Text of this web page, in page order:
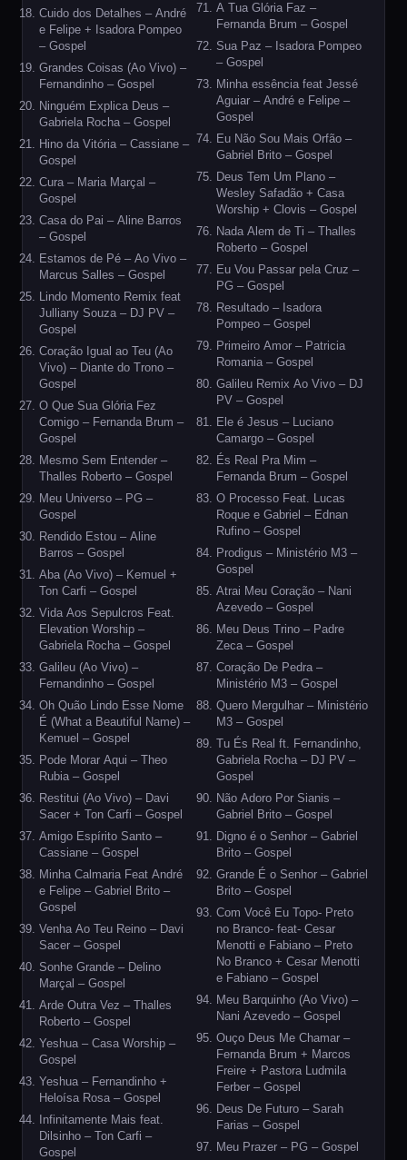
Cuido dos Detalhes – André
e Felipe + Isadora Pompeo
– Gospel
Grandes Coisas (Ao Vivo) –
Fernandinho – Gospel
Ninguém Explica Deus –
Gabriela Rocha – Gospel
Hino da Vitória – Cassiane –
Gospel
Cura – Maria Marçal –
Gospel
Casa do Pai – Aline Barros
– Gospel
Estamos de Pé – Ao Vivo –
Marcus Salles – Gospel
Lindo Momento Remix feat
Julliany Souza – DJ PV –
Gospel
Coração Igual ao Teu (Ao
Vivo) – Diante do Trono –
Gospel
O Que Sua Glória Fez
Comigo – Fernanda Brum –
Gospel
Mesmo Sem Entender –
Thalles Roberto – Gospel
Meu Universo – PG –
Gospel
Rendido Estou – Aline
Barros – Gospel
Aba (Ao Vivo) – Kemuel +
Ton Carfi – Gospel
Vida Aos Sepulcros Feat.
Elevation Worship –
Gabriela Rocha – Gospel
Galileu (Ao Vivo) –
Fernandinho – Gospel
Oh Quão Lindo Esse Nome
É (What a Beautiful Name) –
Kemuel – Gospel
Pode Morar Aqui – Theo
Rubia – Gospel
Restitui (Ao Vivo) – Davi
Sacer + Ton Carfi – Gospel
Amigo Espírito Santo –
Cassiane – Gospel
Minha Calmaria Feat André
e Felipe – Gabriel Brito –
Gospel
Venha Ao Teu Reino – Davi
Sacer – Gospel
Sonhe Grande – Delino
Marçal – Gospel
Arde Outra Vez – Thalles
Roberto – Gospel
Yeshua – Casa Worship –
Gospel
Yeshua – Fernandinho +
Heloísa Rosa – Gospel
Infinitamente Mais feat.
Dilsinho – Ton Carfi –
Gospel
A Tua Glória Faz –
Fernanda Brum – Gospel
Sua Paz – Isadora Pompeo
– Gospel
Minha essência feat Jessé
Aguiar – André e Felipe –
Gospel
Eu Não Sou Mais Orfão –
Gabriel Brito – Gospel
Deus Tem Um Plano –
Wesley Safadão + Casa
Worship + Clovis – Gospel
Nada Alem de Ti – Thalles
Roberto – Gospel
Eu Vou Passar pela Cruz –
PG – Gospel
Resultado – Isadora
Pompeo – Gospel
Primeiro Amor – Patricia
Romania – Gospel
Galileu Remix Ao Vivo – DJ
PV – Gospel
Ele é Jesus – Luciano
Camargo – Gospel
És Real Pra Mim –
Fernanda Brum – Gospel
O Processo Feat. Lucas
Roque e Gabriel – Ednan
Rufino – Gospel
Prodigus – Ministério M3 –
Gospel
Atrai Meu Coração – Nani
Azevedo – Gospel
Meu Deus Trino – Padre
Zeca – Gospel
Coração De Pedra –
Ministério M3 – Gospel
Quero Mergulhar – Ministério
M3 – Gospel
Tu És Real ft. Fernandinho,
Gabriela Rocha – DJ PV –
Gospel
Não Adoro Por Sianis –
Gabriel Brito – Gospel
Digno é o Senhor – Gabriel
Brito – Gospel
Grande É o Senhor – Gabriel
Brito – Gospel
Com Você Eu Topo- Preto
no Branco- feat- Cesar
Menotti e Fabiano – Preto
No Branco + Cesar Menotti
e Fabiano – Gospel
Meu Barquinho (Ao Vivo) –
Nani Azevedo – Gospel
Ouço Deus Me Chamar –
Fernanda Brum + Marcos
Freire + Pastora Ludmila
Ferber – Gospel
Deus De Futuro – Sarah
Farias – Gospel
Meu Prazer – PG – Gospel